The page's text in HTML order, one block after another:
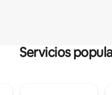
Servicios